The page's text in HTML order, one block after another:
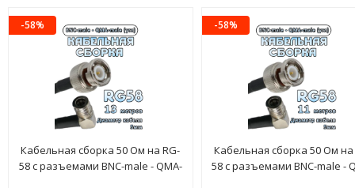
-58%
Кабельная сборка 50 Ом на RG-
58 с разъемами BNC-male - QMA-
-58%
Кабельная сборка 50 Ом на
58 с разъемами BNC-male -